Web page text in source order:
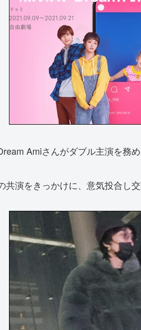
Amiさんがダブル主演を務め
共演をきっかけに、意気投合し